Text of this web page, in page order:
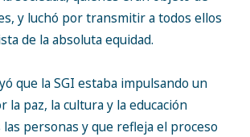
y luchó por transmitir a todos ellos
de la absoluta equidad.
que la SGI estaba impulsando un
la paz, la cultura y la educación
personas y que refleja el proceso